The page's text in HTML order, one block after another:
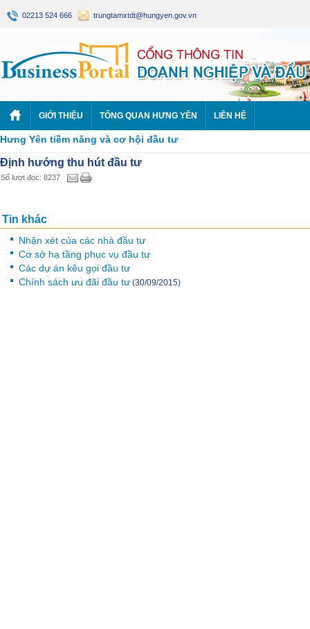
02213 524 666 trungtamxtdt@hungyen.gov.vn
GIỚI THIỆU TỔNG QUAN HƯNG YÊN LIÊN HỆ
Hưng Yên tiềm năng và cơ hội đầu tư
Định hướng thu hút đầu tư
Số lượt đọc: 8237
Tin khác
Nhận xét của các nhà đầu tư
Cơ sở hạ tầng phục vụ đầu tư
Các dự án kêu gọi đầu tư
Chính sách ưu đãi đầu tư (30/09/2015)